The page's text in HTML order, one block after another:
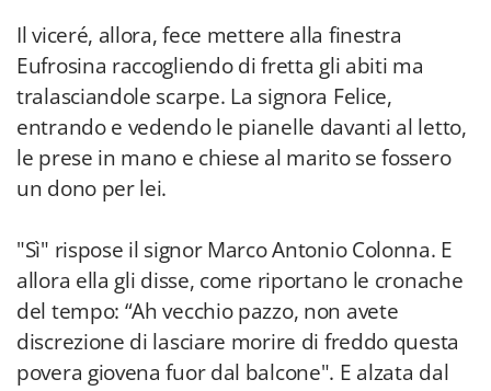
Il viceré, allora, fece mettere alla finestra
Eufrosina raccogliendo di fretta gli abiti ma
tralasciandole scarpe. La signora Felice,
entrando e vedendo le pianelle davanti al letto,
le prese in mano e chiese al marito se fossero
un dono per lei.
"Sì" rispose il signor Marco Antonio Colonna. E
allora ella gli disse, come riportano le cronache
del tempo: “Ah vecchio pazzo, non avete
discrezione di lasciare morire di freddo questa
povera giovena fuor dal balcone". E alzata dal